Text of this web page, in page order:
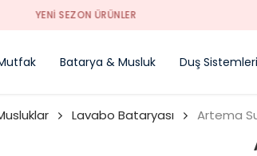
YENI SEZON ÜRÜNLER
Batarya & Musluk Duş Sistemleri
Lavabo Bataryası Artema